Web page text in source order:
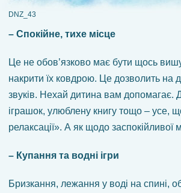
DNZ_43
– Спокійне, тихе місце
Це не обов’язково має бути щось
накрити їх ковдрою. Це дозволить на
звуків. Нехай дитина вам допомагає.
іграшок, улюблену книгу тощо – усе,
релаксації». А як щодо заспокійливої
– Купання та водні ігри
Бризкання, лежання у воді на спині,